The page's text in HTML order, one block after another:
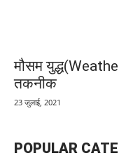
मौसम
तकनीक
23 जुलाई, 2021
POPULAR